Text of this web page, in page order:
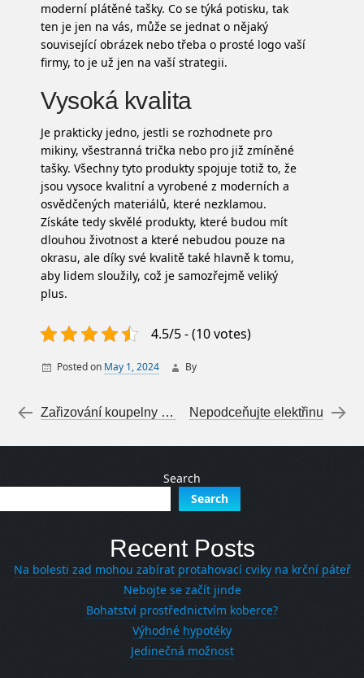
moderní plátěné tašky. Co se týká potisku, tak
ten je jen na vás, může se jednat o nějaký
související obrázek nebo třeba o prosté logo vaší
firmy, to je už jen na vaší strategii.
Vysoká kvalita
Je prakticky jedno, jestli se rozhodnete pro
mikiny, všestranná trička nebo pro již zmíněné
tašky. Všechny tyto produkty spojuje totiž to, že
jsou vysoce kvalitní a vyrobené z moderních a
osvědčených materiálů, které nezklamou.
Získáte tedy skvělé produkty, které budou mít
dlouhou životnost a které nebudou pouze na
okrasu, ale díky své kvalitě také hlavně k tomu,
aby lidem sloužily, což je samozřejmě veliký
plus.
4.5/5 - (10 votes)
Posted on May 1, 2024 By
Post navigation
←
Zařizování koupelny v bytě Nepodceňujte elektřinu →
Search
Search
Recent Posts
Na bolesti zad mohou zabírat protahovací cviky na krční páteř
Nebojte se začít jinde
Bohatství prostřednictvím koberce?
Výhodné hypotéky
Jedinečná možnost